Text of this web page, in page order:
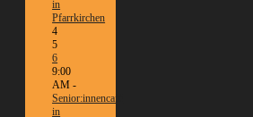
in
Pfarrkirchen
4
5
6
9:00
AM -
Senior:innencafé
in